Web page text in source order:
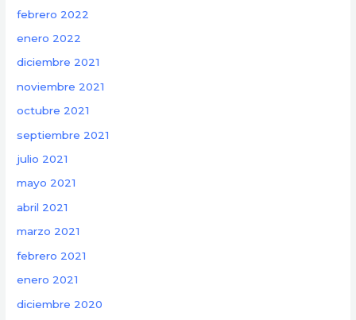
febrero 2022
enero 2022
diciembre 2021
noviembre 2021
octubre 2021
septiembre 2021
julio 2021
mayo 2021
abril 2021
marzo 2021
febrero 2021
enero 2021
diciembre 2020